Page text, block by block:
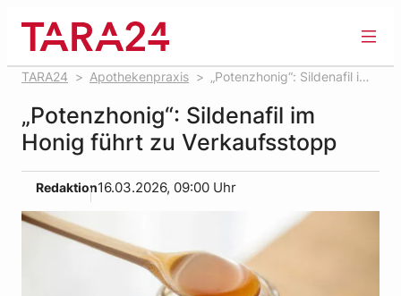
springen
TARA24 Apothekenpraxis
„Potenzhonig“: Sildenafil im
„Potenzhonig“: Sildenafil im
Honig führt zu Verkaufs­stopp
Redaktion16.03.2026, 09:00 Uhr